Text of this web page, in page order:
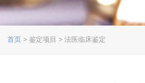
首页 > 鉴定项目 > 法医临床鉴定